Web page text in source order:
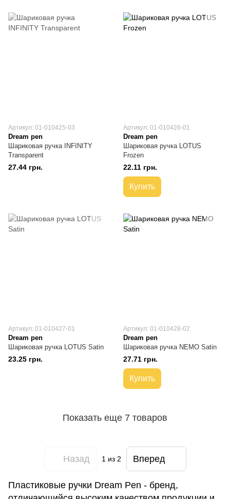
Артикул: 01-010425-03
Dream pen
Шариковая ручка INFINITY
Transparent
27.44 грн.
Артикул: 01-010426-01
Dream pen
Шариковая ручка LOTUS
Frozen
22.11 грн.
Купить
Артикул: 01-010427-01
Dream pen
Шариковая ручка LOTUS Satin
23.25 грн.
Артикул: 01-010428-02
Dream pen
Шариковая ручка NEMO Satin
27.71 грн.
Купить
Показать еще 7 товаров
Назад 1 из 2 Вперед
Пластиковые ручки Dream Pen - бренд,